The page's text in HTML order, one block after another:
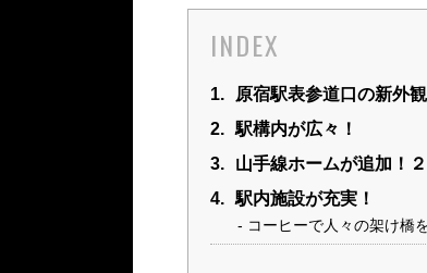
INDEX
1.
原宿駅表参道口の新外観
2. 駅構内が広々！
3.
山手線ホームが追加！
4. 駅内施設が充実！
コーヒーで人々の架け橋